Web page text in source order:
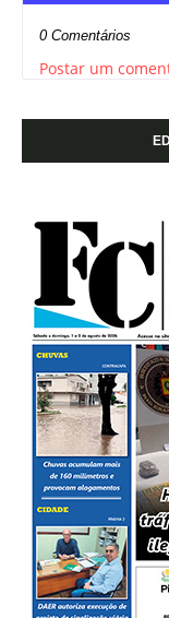
0 Comentários
Postar um